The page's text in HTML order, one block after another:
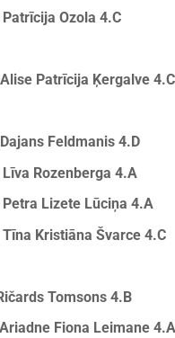
Ozola 4.C
Patrīcija Ķergalve 4.C
Feldmanis 4.D
4.A
Lūciņa 4.A
Švarce 4.C
Tomsons 4.B
Leimane 4.A